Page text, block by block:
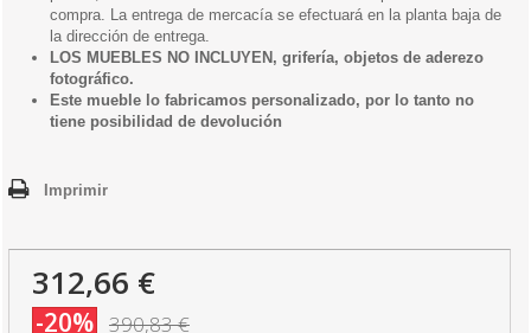
compra. La entrega de mercacía se efectuará en la planta baja de
la dirección de entrega.
LOS MUEBLES NO INCLUYEN, grifería, objetos de aderezo
fotográfico.
Este mueble lo fabricamos personalizado, por lo tanto no
tiene posibilidad de devolución
Imprimir
312,66 €
-20% 390,83 €